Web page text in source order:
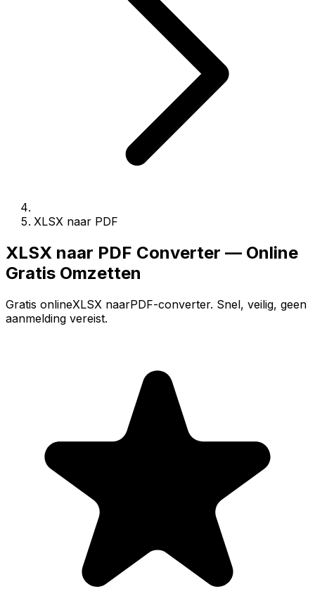
XLSX naar PDF
XLSX naar PDF Converter — Online
Gratis Omzetten
Gratis onlineXLSX naarPDF-converter. Snel, veilig, geen
aanmelding vereist.